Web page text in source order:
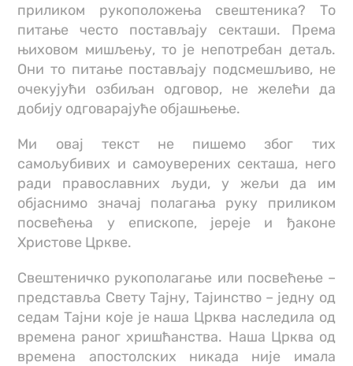
приликом рукоположења свештеника? То
питање често постављају секташи. Према
њиховом мишљењу, то је непотребан детаљ.
Они то питање постављају подсмешљиво, не
очекујући озбиљан одговор, не желећи да
добију одговарајуће објашњење.
Ми овај текст не пишемо због тих
самољубивих и самоуверених секташа, него
ради православних људи, у жељи да им
објаснимо значај полагања руку приликом
посвећења у епископе, јереје и ђаконе
Христове Цркве.
Свештеничко рукополагање или посвећење –
представља Свету Тајну, Тајинство – једну од
седам Тајни које је наша Црква наследила од
времена раног хришћанства. Наша Црква од
времена апостолских никада није имала